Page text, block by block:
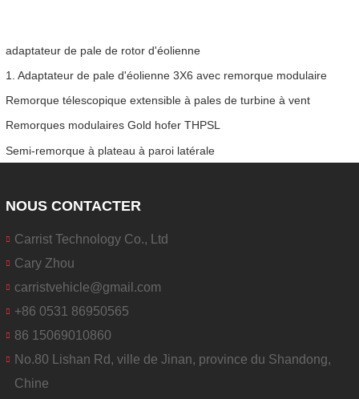
adaptateur de pale de rotor d'éolienne
1. Adaptateur de pale d'éolienne 3X6 avec remorque modulaire
Remorque télescopique extensible à pales de turbine à vent
Remorques modulaires Gold hofer THPSL
Semi-remorque à plateau à paroi latérale
NOUS CONTACTER
Carrist Technology Co., Ltd
Cary Zhou
carristvehicle@gmail.com
+86 0531 86950565
86 15069010860
No.80 Lishan Rd, ville de Jinan, province du Shandong,
Chine